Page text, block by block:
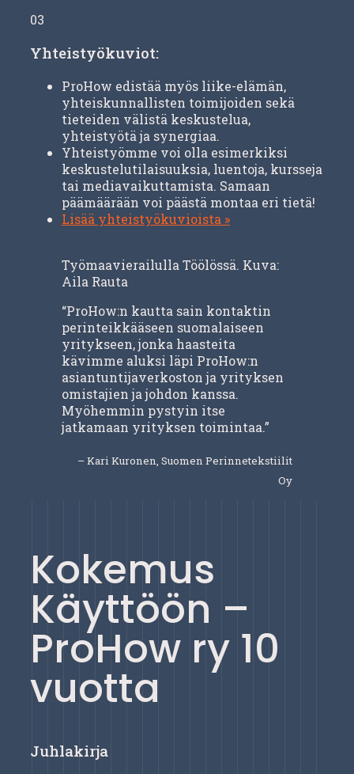
03
Yhteistyökuviot:
ProHow edistää myös liike-elämän,
yhteiskunnallisten toimijoiden sekä
tieteiden välistä keskustelua,
yhteistyötä ja synergiaa.
Yhteistyömme voi olla esimerkiksi
keskustelutilaisuuksia, luentoja, kursseja
tai mediavaikuttamista. Samaan
päämäärään voi päästä montaa eri tietä!
Lisää yhteistyökuvioista »
Työmaavierailulla Töölössä. Kuva:
Aila Rauta
“ProHow:n kautta sain kontaktin
perinteikkääseen suomalaiseen
yritykseen, jonka haasteita
kävimme aluksi läpi ProHow:n
asiantuntijaverkoston ja yrityksen
omistajien ja johdon kanssa.
Myöhemmin pystyin itse
jatkamaan yrityksen toimintaa.”
– Kari Kuronen, Suomen Perinnetekstiilit
Oy
Kokemus
Käyttöön –
ProHow ry 10
vuotta
Juhlakirja